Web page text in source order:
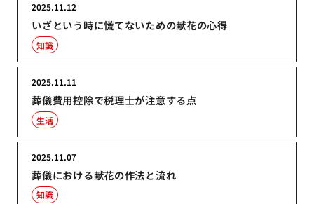
いざという時に慌てないための献花の心得
2025.11.12
知識
葬儀費用控除で税理士が注意する点
2025.11.11
生活
葬儀における献花の作法と流れ
2025.11.07
知識